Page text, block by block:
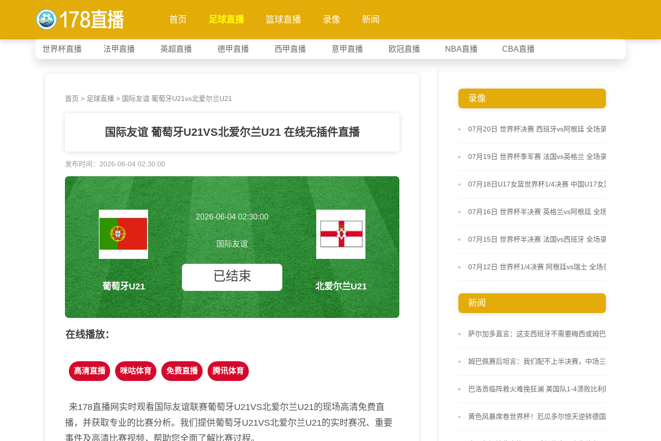
首页 足球直播 篮球直播 录像 新闻
世界杯直播 法甲直播 英超直播 德甲直播 西甲直播 意甲直播 欧冠直播 NBA直播 CBA直播
首页 > 足球直播 > 国际友谊 葡萄牙U21vs北爱尔兰U21
国际友谊 葡萄牙U21VS北爱尔兰U21 在线无插件直播
发布时间：2026-06-04 02:30:00
葡萄牙U21
2026-06-04 02:30:00
国际友谊
已结束
北爱尔兰U21
在线播放：
高清直播 咪咕体育 免费直播 腾讯体育
来178直播网实时观看国际友谊联赛葡萄牙U21VS北爱尔兰U21的现场高清免费直
播，并获取专业的比赛分析。我们提供葡萄牙U21VS北爱尔兰U21的实时赛况、重要
事件及高清比赛视频，帮助您全面了解比赛过程。
录像
07月20日 世界杯决赛 西班牙vs阿根廷 全场录像
07月19日 世界杯季军赛 法国vs英格兰 全场录像
07月18日U17女篮世界杯1/4决赛 中国U17女篮 - 加
07月16日 世界杯半决赛 英格兰vs阿根廷 全场录像
07月15日 世界杯半决赛 法国vs西班牙 全场录像
07月12日 世界杯1/4决赛 阿根廷vs瑞士 全场录像
新闻
萨尔加多直言：这支西班牙不需要梅西或姆巴佩 19岁
姆巴佩赛后坦言：我们配不上半决赛，中场三抢二把
巴洛贡临阵救火难挽狂澜 美国队1-4溃败比利时止步
黄色风暴席卷世界杯！厄瓜多尔惊天逆转德国 非洲大